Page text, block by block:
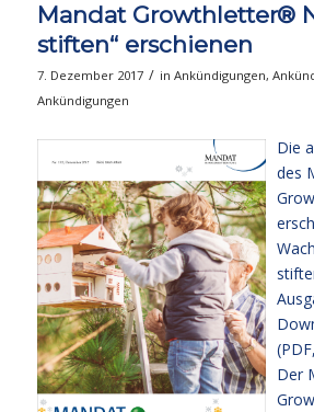
Mandat Growthletter®
stiften“ erschienen
7. Dezember 2017 / in Ankündigungen,
Ankündigungen
Die
des
Der